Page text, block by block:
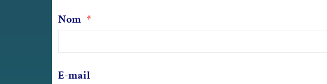
Nom
E-mail